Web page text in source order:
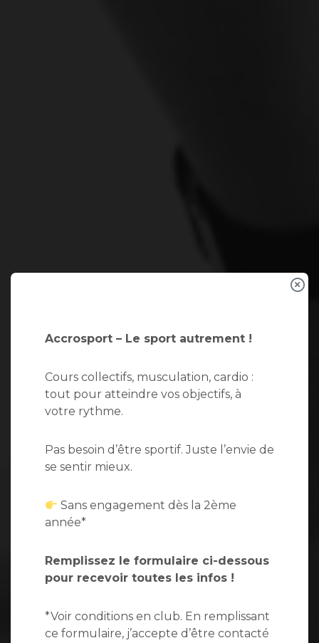
Accrosport – Le sport autrement !
Cours collectifs, musculation, cardio :
tout pour atteindre vos objectifs, à
votre rythme.
Pas besoin d’être sportif. Juste l’envie de
se sentir mieux.
Sans engagement dès la 2ème
année*
Remplissez le formulaire ci-dessous
pour recevoir toutes les infos !
*Voir conditions en club. En remplissant
ce formulaire, j’accepte d’être contacté